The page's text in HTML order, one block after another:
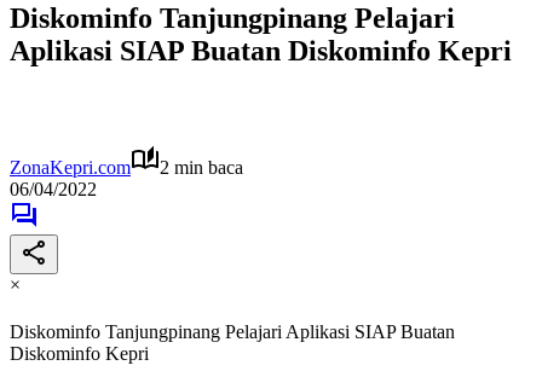
Diskominfo Tanjungpinang Pelajari
Aplikasi SIAP Buatan Diskominfo Kepri
ZonaKepri.com
2 min baca
06/04/2022
×
Diskominfo Tanjungpinang Pelajari Aplikasi SIAP Buatan
Diskominfo Kepri